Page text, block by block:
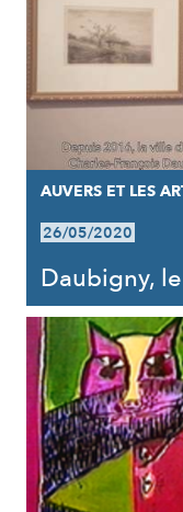
AUVERS ET LES
26/05/2020
Daubigny,